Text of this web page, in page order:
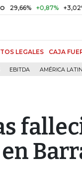
+0,87% +3,02%
LEGALES CAJA
EBITDA AMÉRICA